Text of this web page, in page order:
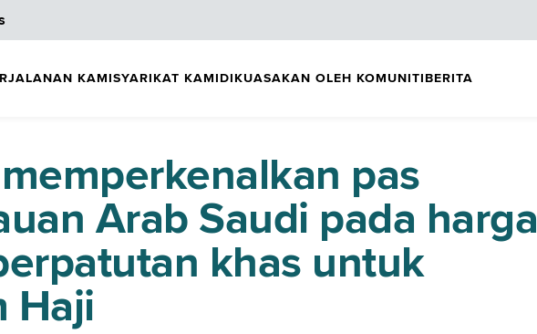
KAMISYARIKAT KAMIDIKUASAKAN OLEH KOMUNITIBERITA
pas
Arab Saudi pada harga
khas untuk
Haji